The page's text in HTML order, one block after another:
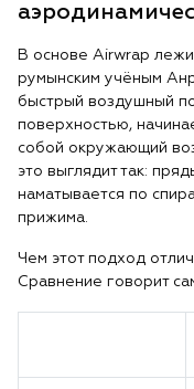
В основе Airwrap
румынским учёным
быстрый воздушный
поверхностью,
собой окружающий
это выглядит так:
наматывается по
прижима.
Чем этот подход
Сравнение говорит